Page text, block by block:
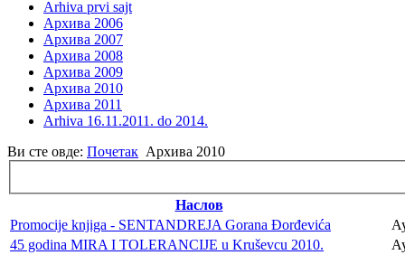
Arhiva prvi sajt
Архива 2006
Архива 2007
Архива 2008
Архива 2009
Архива 2010
Архива 2011
Arhiva 16.11.2011. do 2014.
Ви сте овде: Почетак Архива 2010
Наслов
Promocije knjiga - SENTANDREJA Gorana Đorđevića
45 godina MIRA I TOLERANCIJE u Kruševcu 2010.